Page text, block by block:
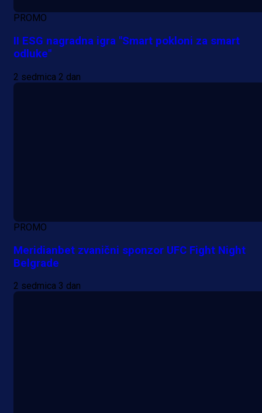
PROMO
II ESG nagradna igra "Smart pokloni za smart
odluke"
2 sedmica 2 dan
PROMO
Meridianbet zvanični sponzor UFC Fight Night
Belgrade
2 sedmica 3 dan